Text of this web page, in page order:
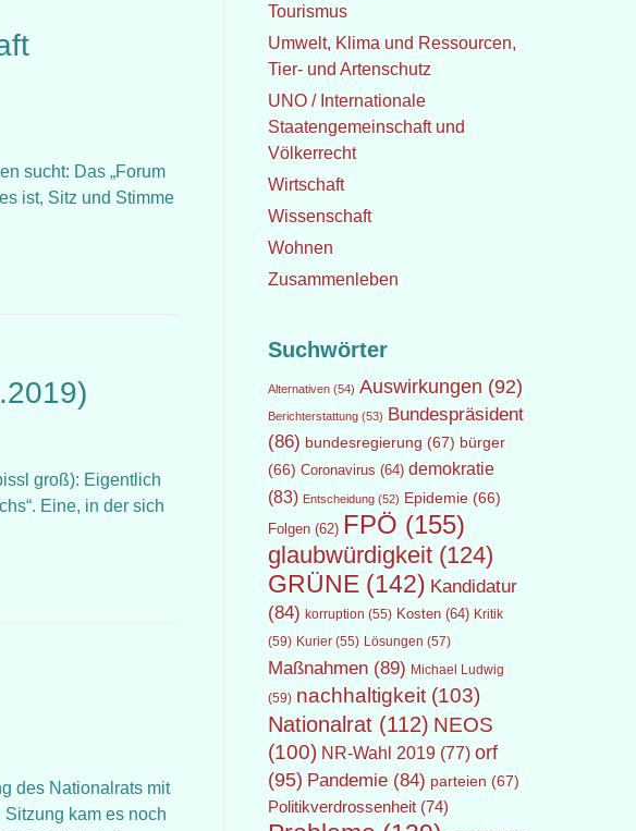
sucht: Das „Forum
ist, Sitz und Stimme
groß): Eigentlich
Eine, in der sich
des Nationalrats mit
kam es noch
Tourismus
Umwelt, Klima und Ressourcen,
Tier- und Artenschutz
UNO / Internationale
Staatengemeinschaft und
Völkerrecht
Wirtschaft
Wissenschaft
Wohnen
Zusammenleben
Suchwörter
Alternativen(54) Auswirkungen (92)
Berichterstattung(53) Bundespräsident
(86) bundesregierung (67) bürger
(66) Coronavirus (64) demokratie
(83) Entscheidung(52) Epidemie(66)
Folgen(62) FPÖ (155)
glaubwürdigkeit(124)
GRÜNE(142) Kandidatur
(84) korruption (55) Kosten(64) Kritik
(59) Kurier(55) Lösungen (57)
Maßnahmen(89) Michael Ludwig
(59) nachhaltigkeit(103)
Nationalrat(112) NEOS
(100) NR-Wahl 2019(77) orf
(95) Pandemie(84) parteien (67)
Politikverdrossenheit(74)